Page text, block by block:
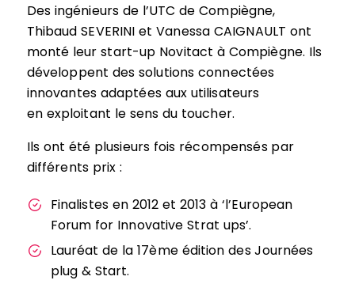
Des ingénieurs de l’UTC de Compiègne,
Thibaud SEVERINI et Vanessa CAIGNAULT ont
monté leur start-up Novitact à Compiègne. Ils
développent des solutions connectées
innovantes adaptées aux utilisateurs
en exploitant le sens du toucher.
Ils ont été plusieurs fois récompensés par
différents prix :
Finalistes en 2012 et 2013 à ‘l’European
Forum for Innovative Strat ups’.
Lauréat de la 17ème édition des Journées
plug & Start.